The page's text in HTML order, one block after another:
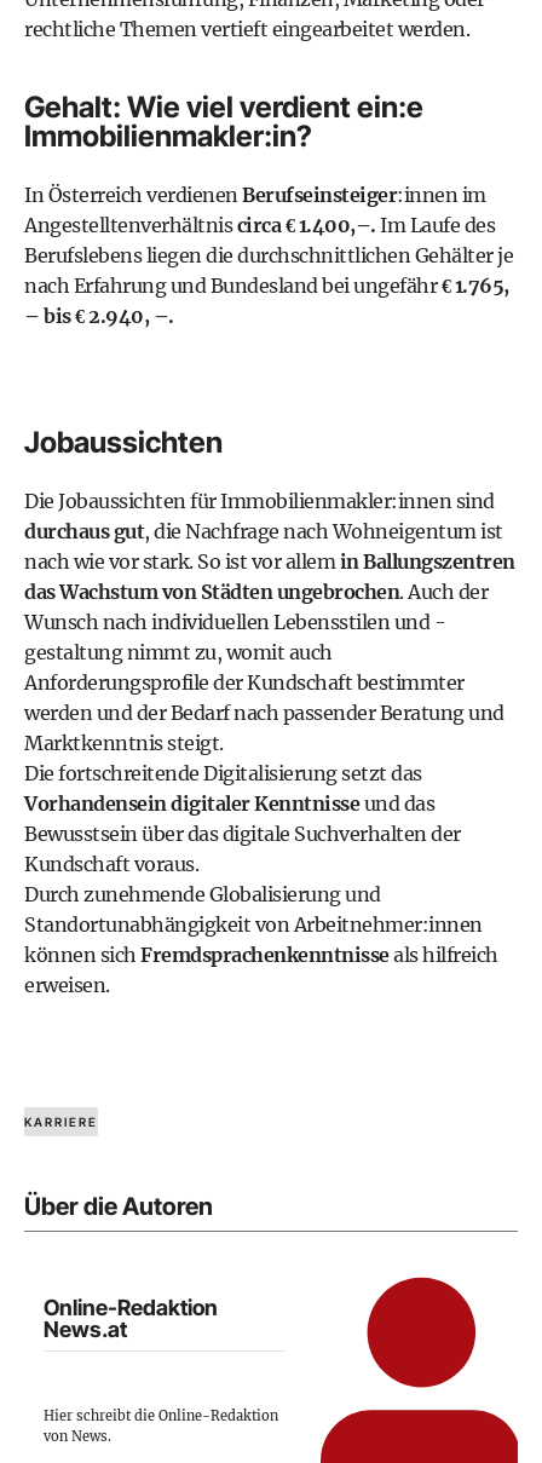
rechtliche Themen vertieft eingearbeitet werden.
Gehalt: Wie viel verdient ein:e
Immobilienmakler:in?
In Österreich verdienenBerufseinsteiger:innen im
Angestelltenverhältniscirca € 1.400,–. Im Laufe des
Berufslebens liegen die durchschnittlichen Gehälter je
nach Erfahrung und Bundesland bei ungefähr€ 1.765,
– bis € 2.940, –.
Jobaussichten
Die Jobaussichten für Immobilienmakler:innen sind
durchaus gut, die Nachfrage nach Wohneigentum ist
nach wie vor stark. So ist vor allemin Ballungszentren
das Wachstum von Städten ungebrochen. Auch der
Wunsch nach individuellen Lebensstilen und -
gestaltung nimmt zu, womit auch
Anforderungsprofile der Kundschaft bestimmter
werden und der Bedarf nach passender Beratung und
Marktkenntnis steigt.
Die fortschreitende Digitalisierung setzt das
Vorhandensein digitaler Kenntnisseund das
Bewusstsein über das digitale Suchverhalten der
Kundschaft voraus.
Durch zunehmende Globalisierung und
Standortunabhängigkeit von Arbeitnehmer:innen
können sich Fremdsprachenkenntnisseals hilfreich
erweisen.
KARRIERE
Über die Autoren
Online-Redaktion
News.at
Hier schreibt die Online-Redaktion
von News.